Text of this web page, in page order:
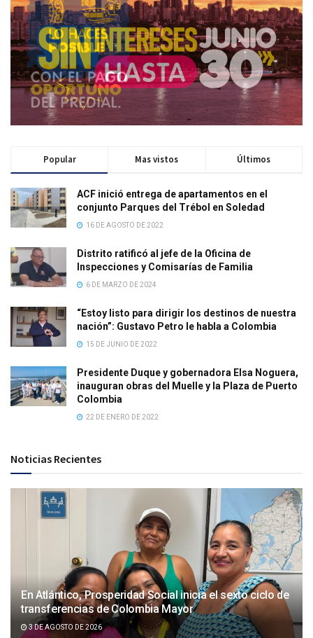
Popular Mas vistos Últimos
ACF inició entrega de apartamentos en el
conjunto Parques del Trébol en Soledad
16 DE AGOSTO DE 2022
Distrito ratificó al jefe de la Oficina de
Inspecciones y Comisarías de Familia
6 DE MARZO DE 2024
“Estoy listo para dirigir los destinos de nuestra
nación”: Gustavo Petro le habla a Colombia
15 DE JUNIO DE 2022
Presidente Duque y gobernadora Elsa Noguera,
inauguran obras del Muelle y la Plaza de Puerto
Colombia
22 DE ENERO DE 2022
Noticias Recientes
En Atlántico, Prosperidad Social inicia el sexto ciclo de
transferencias de Colombia Mayor
3 DE AGOSTO DE 2026